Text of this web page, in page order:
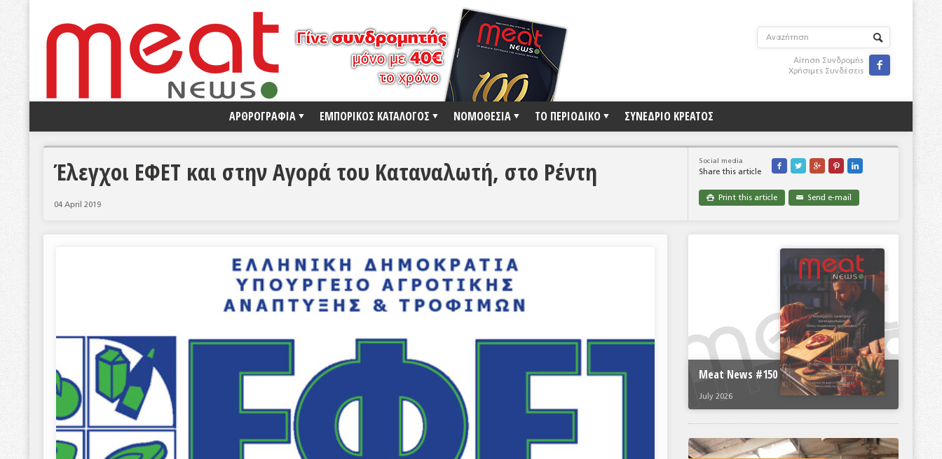
Αίτηση Συνδρομής
Χρήσιμες Συνδέσεις

ΑΡΘΡΟΓΡΑΦΙΑ ΕΜΠΟΡΙΚΟΣ ΚΑΤΑΛΟΓΟΣ ΝΟΜΟΘΕΣΙΑ ΤΟ ΠΕΡΙΟΔΙΚΟ ΣΥΝΕΔΡΙΟ ΚΡΕΑΤΟΣ
Social media
Share this article
    
 Print this article ✉ Send e-mail
Έλεγχοι ΕΦΕΤ και στην Αγορά του Καταναλωτή, στο Ρέντη
04 April 2019
Meat News #150
July 2026